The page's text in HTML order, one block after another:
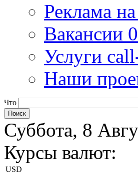
Реклама
Вакансии
Услуги
Наши
Что
Суббота, 8
Курсы валют:
USD